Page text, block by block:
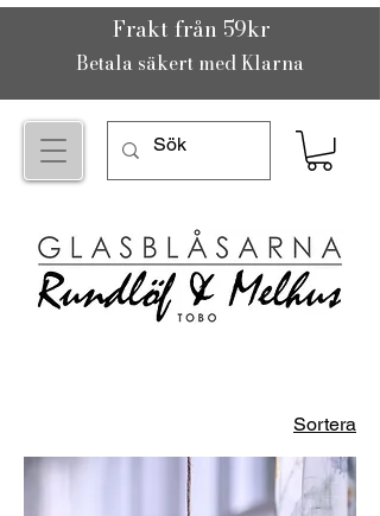
Frakt från 59kr
Betala säkert med Klarna
Sortera